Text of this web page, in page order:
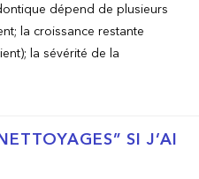
dépend de plusieurs
la croissance restante
la sévérité de la
SI J’AI